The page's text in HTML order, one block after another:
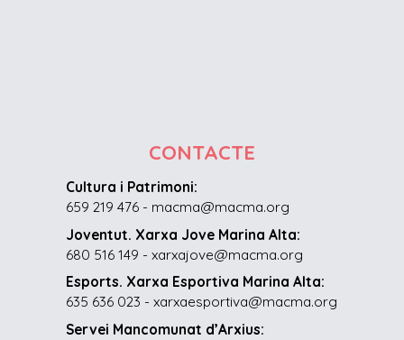
CONTACTE
Cultura i Patrimoni:
659 219 476 - macma@macma.org
Joventut. Xarxa Jove Marina Alta:
680 516 149 - xarxajove@macma.org
Esports. Xarxa Esportiva Marina Alta:
635 636 023 - xarxaesportiva@macma.org
Servei Mancomunat d’Arxius: